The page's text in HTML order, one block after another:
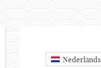
Nederlands